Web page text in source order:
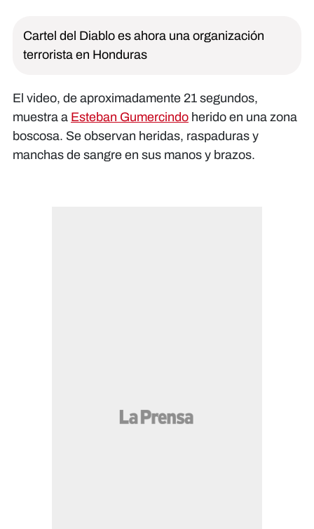
Cartel del Diablo es ahora una organización
terrorista en Honduras
El video, de aproximadamente 21 segundos,
muestra a Esteban Gumercindo herido en una zona
boscosa. Se observan heridas, raspaduras y
manchas de sangre en sus manos y brazos.